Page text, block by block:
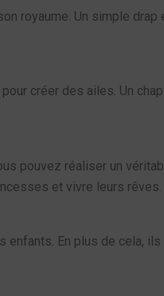
royaume. Un simple drap
créer des ailes. Un
pouvez réaliser un
et vivre leurs rêves.
enfants. En plus de cela,